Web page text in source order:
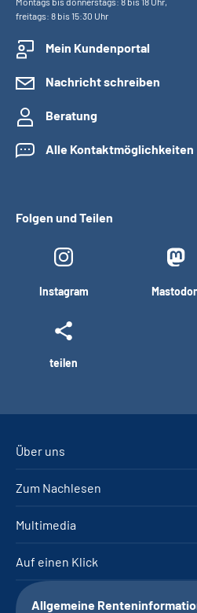
freitags: 8 bis 15:30 Uhr
Mein Kundenportal
Nachricht schreiben
Beratung
Alle Kontaktmöglichkeiten
Folgen und Teilen
Instagram
teilen
Über uns
Zum Nachlesen
Multimedia
Auf einen Klick
Allgemeine